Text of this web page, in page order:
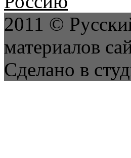
2011 ©
материалов
Сделано в